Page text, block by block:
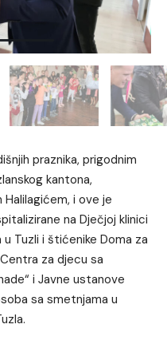
praznika, prigodnim
kantona,
i ove je
na Dječjoj klinici
Tuzli i štićenike Doma za
za djecu sa
i Javne ustanove
sa smetnjama u